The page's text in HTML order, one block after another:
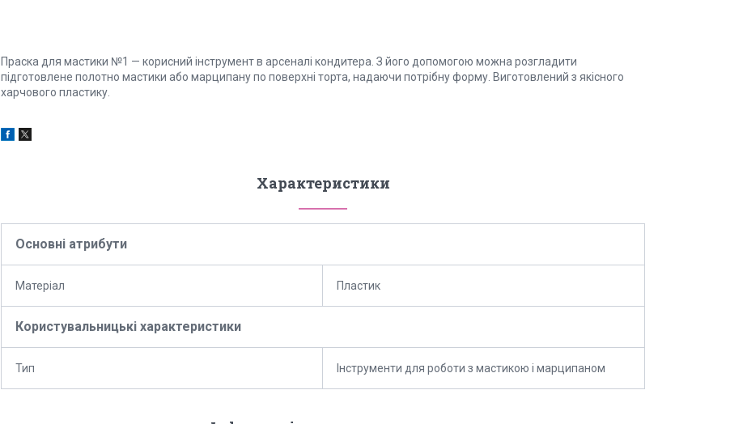
Праска для мастики №1 — корисний інструмент в арсеналі кондитера. З його допомогою можна розгладити
підготовлене полотно мастики або марципану по поверхні торта, надаючи потрібну форму. Виготовлений з якісного
харчового пластику.
Характеристики
Основні атрибути
Матеріал Пластик
Користувальницькі характеристики
Тип Інструменти для роботи з мастикою і марципаном